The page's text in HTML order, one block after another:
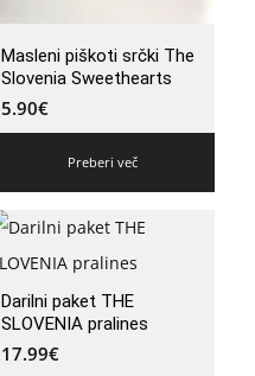
Masleni piškoti srčki The
Slovenia Sweethearts
5.90€
Preberi več
Darilni paket THE
SLOVENIA pralines
17.99€